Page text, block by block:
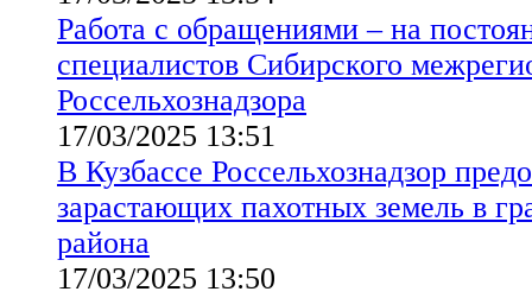
Работа с обращениями – на
специалистов Сибирского
Россельхознадзора
17/03/2025 13:51
В Кузбассе Россельхознадзор
зарастающих пахотных земель в
района
17/03/2025 13:50